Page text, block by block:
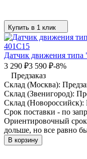
Купить в 1 клик
Датчик движения
3 290 ₽3 590 ₽-8%
Предзаказ
Склад (Москва):
Склад (Звенигород):
Склад (Новороссийск):
Срок поставки - по
Ориентировочный
дольше, но все равно
В корзину